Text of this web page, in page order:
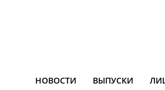
дооскаш, Тываның күрүне
НОВОСТИ ВЫПУСКИ